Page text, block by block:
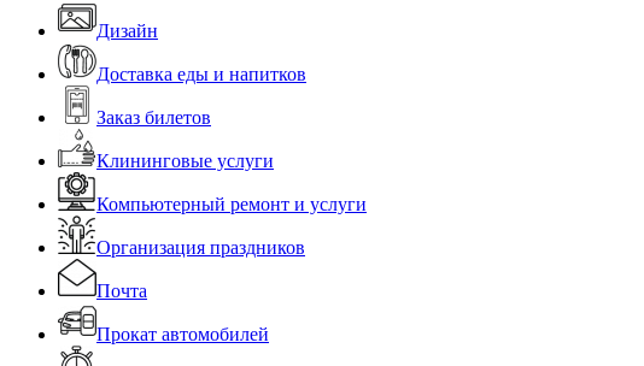
Дизайн
Доставка еды и напитков
Заказ билетов
Клининговые услуги
Компьютерный ремонт и услуги
Организация праздников
Почта
Прокат автомобилей